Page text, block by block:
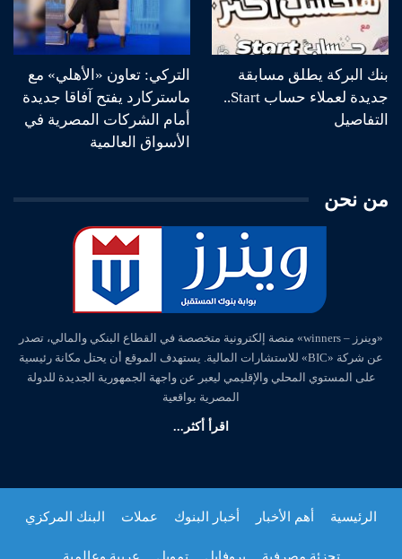
بنك البركة يطلق مسابقة
جديدة لعملاء حساب Start..
التفاصيل
التركي: تعاون «الأهلي» مع
ماستركارد يفتح آفاقا جديدة
أمام الشركات المصرية في
الأسواق العالمية
من نحن
«وينرز – winners» منصة إلكترونية متخصصة في القطاع البنكي والمالي، تصدر
عن شركة «BIC» للاستشارات المالية. يستهدف الموقع أن يحتل مكانة رئيسية
على المستوي المحلي والإقليمي ليعبر عن واجهة الجمهورية الجديدة للدولة
المصرية بواقعية
اقرأ أكثر...
الرئيسية أهم الأخبار أخبار البنوك عملات البنك المركزي